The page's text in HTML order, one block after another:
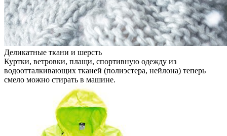
Деликатные ткани и шерсть
Куртки, ветровки, плащи, спортивную одежду из
водоотталкивающих тканей (полиэстера, нейлона) теперь
смело можно стирать в машине.